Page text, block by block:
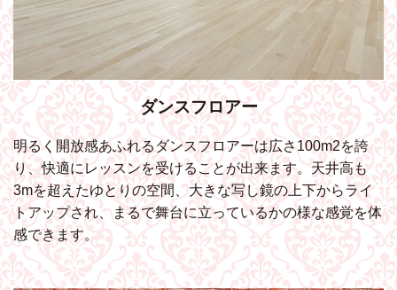
ダンスフロアー
明るく開放感あふれるダンスフロアーは広さ100m2を誇
り、快適にレッスンを受けることが出来ます。天井高も
3mを超えたゆとりの空間、大きな写し鏡の上下からライ
トアップされ、まるで舞台に立っているかの様な感覚を体
感できます。